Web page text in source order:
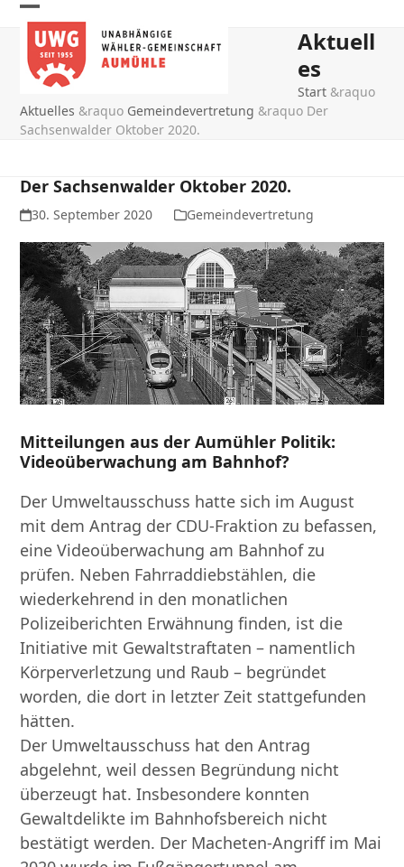
Skip
content
Open
mobile
menu
Close
mobile
menu
Aktuell
es
Start &raquo
Aktuelles &raquo Gemeindevertretung &raquo Der
Sachsenwalder Oktober 2020.
Der Sachsenwalder Oktober 2020.
30. September 2020 Gemeindevertretung
Mitteilungen aus der Aumühler Politik:
Videoüberwachung am Bahnhof?
Der Umweltausschuss hatte sich im August
mit dem Antrag der CDU-Fraktion zu befassen,
eine Videoüberwachung am Bahnhof zu
prüfen. Neben Fahrraddiebstählen, die
wiederkehrend in den monatlichen
Polizeiberichten Erwähnung finden, ist die
Initiative mit Gewaltstraftaten – namentlich
Körperverletzung und Raub – begründet
worden, die dort in letzter Zeit stattgefunden
hätten.
Der Umweltausschuss hat den Antrag
abgelehnt, weil dessen Begründung nicht
überzeugt hat. Insbesondere konnten
Gewaltdelikte im Bahnhofsbereich nicht
bestätigt werden. Der Macheten-Angriff im Mai